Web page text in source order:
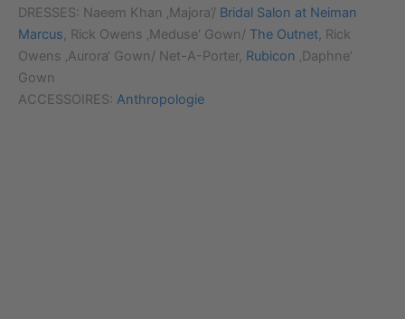
DRESSES: Naeem Khan ‚Majora’/ Bridal Salon at Neiman
Marcus, Rick Owens ‚Meduse‘ Gown/ The Outnet, Rick
Owens ‚Aurora‘ Gown/ Net-A-Porter, Rubicon ‚Daphne‘
Gown
ACCESSOIRES: Anthropologie